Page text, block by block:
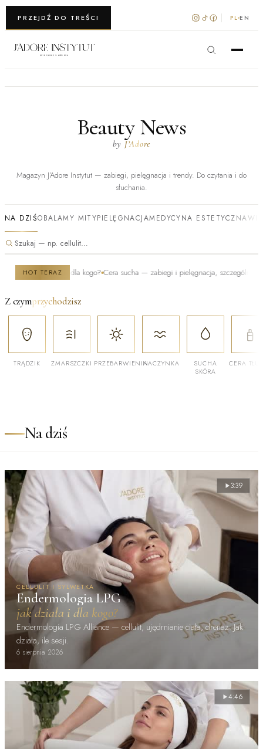
PRZEJDŹ DO TREŚCI
WARSZAWA · KRAKÓW PL EN
Beauty News
by J’Adore
Magazyn J’Adore Instytut — zabiegi, pielęgnacja i trendy. Do czytania i do
słuchania.
NA DZIŚOBALAMY MITYPIELĘGNACJAMEDYCYNA ESTETYCZNA
HOT TERAZ
działa i dla kogo? Cera sucha — zabiegi i pielęgnacja, szczególnie zimą Po
Z czymprzychodzisz
TRĄDZIK ZMARSZCZKI PRZEBARWIENIANACZYNKA
SUCHA
SKÓRA
CERA
Na dziś
CELLULIT I SYLWETKA
Endermologia LPG
jak działa i dla kogo?
Endermologia LPG Alliance — cellulit, ujędrnianie ciała, drenaż. Jak
działa, ile sesji.
6 sierpnia 2026
3:39
4:46